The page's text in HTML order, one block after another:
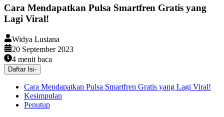
Cara Mendapatkan Pulsa Smartfren Gratis yang
Lagi Viral!
Widya Lusiana
20 September 2023
4 menit baca
Daftar Isi-
Cara Mendapatkan Pulsa Smartfren Gratis yang Lagi Viral!
Kesimpulan
Penutup